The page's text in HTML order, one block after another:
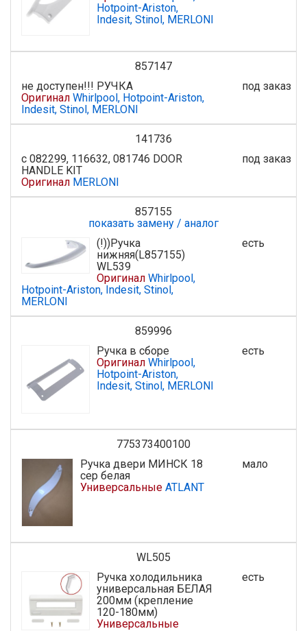
Hotpoint-Ariston,
Indesit, Stinol, MERLONI
857147
не доступен!!! РУЧКА
Оригинал Whirlpool, Hotpoint-Ariston,
Indesit, Stinol, MERLONI
под заказ
141736
с 082299, 116632, 081746 DOOR
HANDLE KIT
Оригинал MERLONI
под заказ
857155
показать замену / аналог
(!))Ручка
нижняя(L857155)
WL539
Оригинал Whirlpool,
Hotpoint-Ariston, Indesit, Stinol,
MERLONI
есть
859996
Ручка в сборе
Оригинал Whirlpool,
Hotpoint-Ariston,
Indesit, Stinol, MERLONI
есть
775373400100
Ручка двери МИНСК 18
сер белая
Универсальные ATLANT
мало
WL505
Ручка холодильника
универсальная БЕЛАЯ
200мм (крепление
120-180мм)
Универсальные
есть